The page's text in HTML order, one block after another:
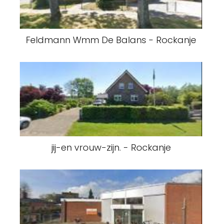
Feldmann Wmm De Balans - Rockanje
jij-en vrouw-zijn. - Rockanje